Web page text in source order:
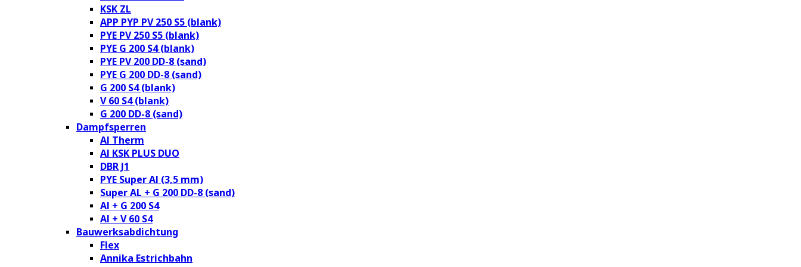
KSK ZL
APP PYP PV 250 S5 (blank)
PYE PV 250 S5 (blank)
PYE G 200 S4 (blank)
PYE PV 200 DD-8 (sand)
PYE G 200 DD-8 (sand)
G 200 S4 (blank)
V 60 S4 (blank)
G 200 DD-8 (sand)
Dampfsperren
Al Therm
Al KSK PLUS DUO
DBR J1
PYE Super Al (3,5 mm)
Super AL + G 200 DD-8 (sand)
Al + G 200 S4
Al + V 60 S4
Bauwerksabdichtung
Flex
Annika Estrichbahn